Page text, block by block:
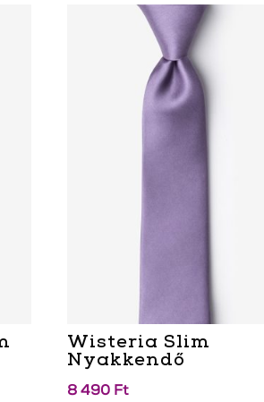
Wisteria Slim
Nyakkendő
8 490 Ft